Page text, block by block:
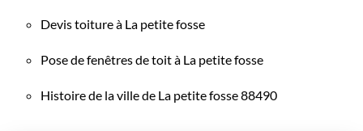
Devis toiture à La petite fosse
Pose de fenêtres de toit à La petite fosse
Histoire de la ville de La petite fosse 88490